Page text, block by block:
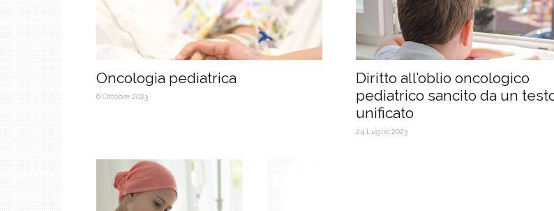
Oncologia pediatrica
6 Ottobre 2023
Diritto all’oblio oncologico
pediatrico sancito da un
unificato
24 Luglio 2023